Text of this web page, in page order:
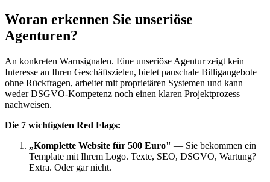
Woran erkennen Sie unseriöse
Agenturen?
An konkreten Warnsignalen. Eine unseriöse Agentur zeigt kein
Interesse an Ihren Geschäftszielen, bietet pauschale Billigangebote
ohne Rückfragen, arbeitet mit proprietären Systemen und kann
weder DSGVO-Kompetenz noch einen klaren Projektprozess
nachweisen.
Die 7 wichtigsten Red Flags:
„Komplette Website für 500 Euro" — Sie bekommen ein
Template mit Ihrem Logo. Texte, SEO, DSGVO, Wartung?
Extra. Oder gar nicht.